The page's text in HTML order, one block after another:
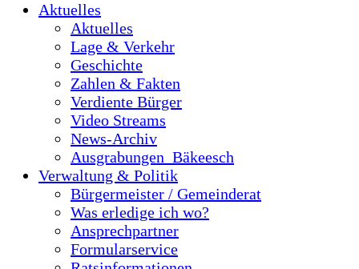
Aktuelles
Aktuelles
Lage & Verkehr
Geschichte
Zahlen & Fakten
Verdiente Bürger
Video Streams
News-Archiv
Ausgrabungen_Bäkeesch
Verwaltung & Politik
Bürgermeister / Gemeinderat
Was erledige ich wo?
Ansprechpartner
Formularservice